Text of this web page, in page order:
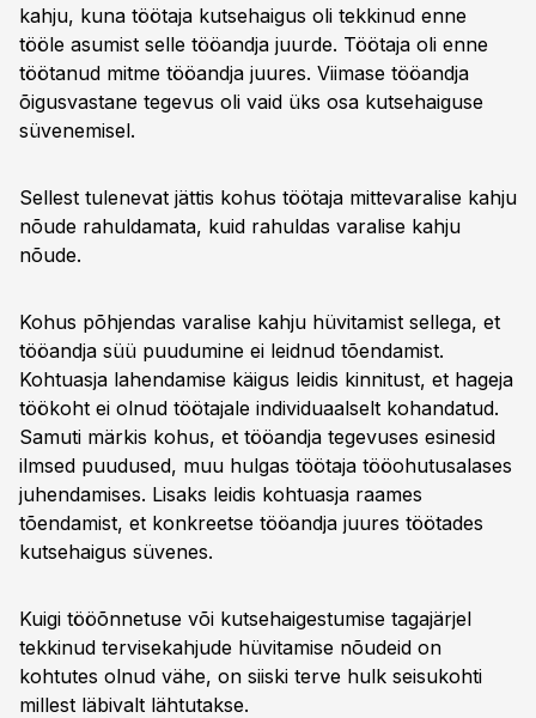
kahju, kuna töötaja kutsehaigus oli tekkinud enne
tööle asumist selle tööandja juurde. Töötaja oli enne
töötanud mitme tööandja juures. Viimase tööandja
õigusvastane tegevus oli vaid üks osa kutsehaiguse
süvenemisel.
Sellest tulenevat jättis kohus töötaja mittevaralise kahju
nõude rahuldamata, kuid rahuldas varalise kahju
nõude.
Kohus põhjendas varalise kahju hüvitamist sellega, et
tööandja süü puudumine ei leidnud tõendamist.
Kohtuasja lahendamise käigus leidis kinnitust, et hageja
töökoht ei olnud töötajale individuaalselt kohandatud.
Samuti märkis kohus, et tööandja tegevuses esinesid
ilmsed puudused, muu hulgas töötaja tööohutusalases
juhendamises. Lisaks leidis kohtuasja raames
tõendamist, et konkreetse tööandja juures töötades
kutsehaigus süvenes.
Kuigi tööõnnetuse või kutsehaigestumise tagajärjel
tekkinud tervisekahjude hüvitamise nõudeid on
kohtutes olnud vähe, on siiski terve hulk seisukohti
millest läbivalt lähtutakse.